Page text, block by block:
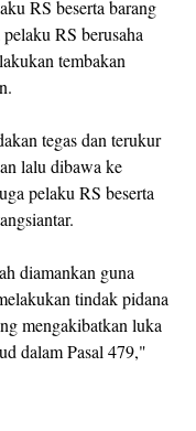
RS beserta barang
RS berusaha
tembakan
tegas dan terukur
lalu dibawa ke
pelaku RS beserta
diamankan guna
tindak pidana
mengakibatkan luka
dalam Pasal 479,"